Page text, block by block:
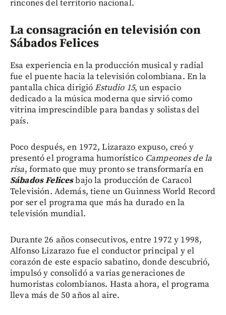
rincones del territorio nacional.
La consagración en televisión con
Sábados Felices
Esa experiencia en la producción musical y radial
fue el puente hacia la televisión colombiana. En la
pantalla chica dirigióEstudio 15, un espacio
dedicado a la música moderna que sirvió como
vitrina imprescindible para bandas y solistas del
país.
Poco después, en 1972, Lizarazo expuso, creó y
presentó el programa humorístico Campeones de la
risa, formato que muy pronto se transformaría en
Sábados Felicesbajo la producción de Caracol
Televisión. Además, tiene un Guinness World Record
por ser el programa que más ha durado en la
televisión mundial.
Durante 26 años consecutivos, entre 1972 y 1998,
Alfonso Lizarazo fue el conductor principal y el
corazón de este espacio sabatino, donde descubrió,
impulsó y consolidó a varias generaciones de
humoristas colombianos. Hasta ahora, el programa
lleva más de 50 años al aire.